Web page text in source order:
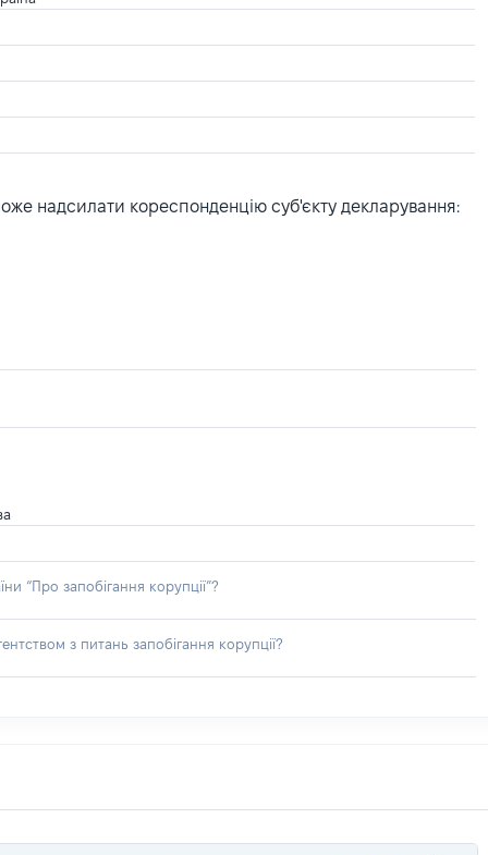
надсилати кореспонденцію суб'єкту декларування:
“Про запобігання корупції”?
з питань запобігання корупції?